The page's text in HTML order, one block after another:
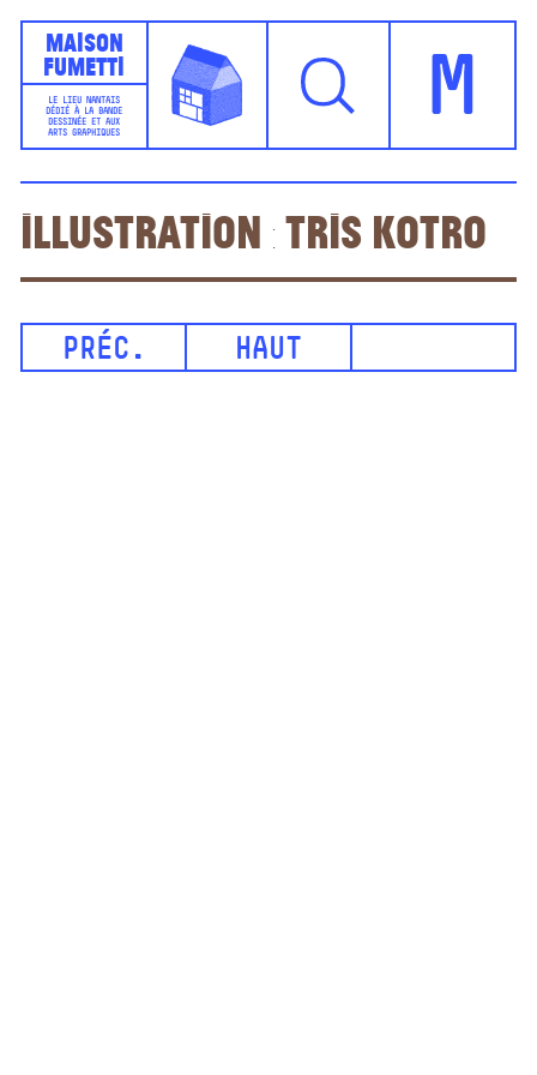
Maison
Fumetti
LE LIEU NANTAIS
DÉDIÉ À LA BANDE
DESSINÉE ET AUX
ARTS GRAPHIQUES
M
Illustration : Tris Kotro
PRÉC. HAUT